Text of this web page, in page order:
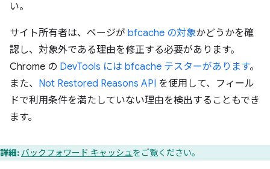
い。
サイト所有者は、ページが bfcache の対象かどうかを確
認し、対象外である理由を修正する必要があります。
Chrome の DevTools には bfcache テスターがあります。
また、 Not Restored Reasons API を使用して、フィール
ドで利用条件を満たしていない理由を検出することもでき
ます。
詳細: バックフォワード キャッシュをご覧ください。